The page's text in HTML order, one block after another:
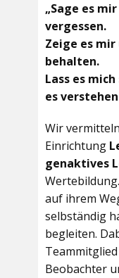
„Sage es
vergessen.
Zeige es
behalten.
Lass es
es
Wir
Einrichtung
genaktives
auf ihrem
selbständig
begleiten.
Beobachter